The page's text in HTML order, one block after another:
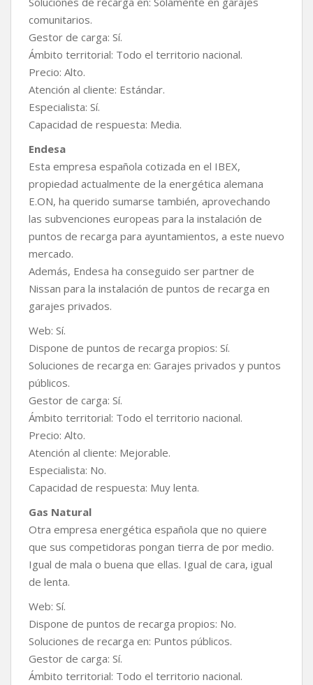
comunitarios.
Gestor de carga: Sí.
Ámbito territorial: Todo el territorio nacional.
Precio: Alto.
Atención al cliente: Estándar.
Especialista: Sí.
Capacidad de respuesta: Media.
Endesa
Esta empresa española cotizada en el IBEX,
propiedad actualmente de la energética alemana
E.ON, ha querido sumarse también, aprovechando
las subvenciones europeas para la instalación de
puntos de recarga para ayuntamientos, a este nuevo
mercado.
Además, Endesa ha conseguido ser partner de
Nissan para la instalación de puntos de recarga en
garajes privados.
Web: Sí.
Dispone de puntos de recarga propios: Sí.
Soluciones de recarga en: Garajes privados y puntos
públicos.
Gestor de carga: Sí.
Ámbito territorial: Todo el territorio nacional.
Precio: Alto.
Atención al cliente: Mejorable.
Especialista: No.
Capacidad de respuesta: Muy lenta.
Gas Natural
Otra empresa energética española que no quiere
que sus competidoras pongan tierra de por medio.
Igual de mala o buena que ellas. Igual de cara, igual
de lenta.
Web: Sí.
Dispone de puntos de recarga propios: No.
Soluciones de recarga en: Puntos públicos.
Gestor de carga: Sí.
Ámbito territorial: Todo el territorio nacional.